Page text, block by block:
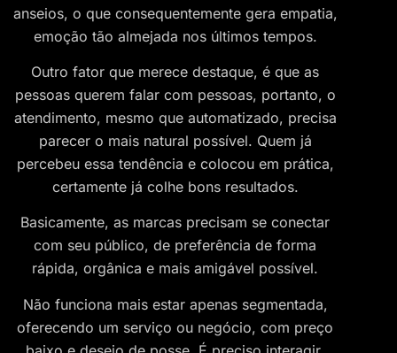
anseios, o que consequentemente gera empatia,
emoção tão almejada nos últimos tempos.
Outro fator que merece destaque, é que as
pessoas querem falar com pessoas, portanto, o
atendimento, mesmo que automatizado, precisa
parecer o mais natural possível. Quem já
percebeu essa tendência e colocou em prática,
certamente já colhe bons resultados.
Basicamente, as marcas precisam se conectar
com seu público, de preferência de forma
rápida, orgânica e mais amigável possível.
Não funciona mais estar apenas segmentada,
oferecendo um serviço ou negócio, com preço